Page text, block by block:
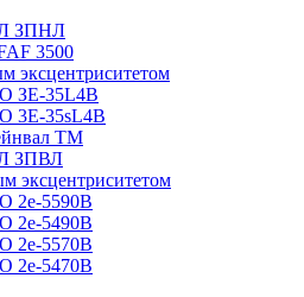
ЗПНЛ
3500
эксцентриситетом
ЗE-35L4B
3E-35sL4B
ТМ
ЗПВЛ
эксцентриситетом
2e-5590B
2е-5490B
2е-5570B
2е-5470B